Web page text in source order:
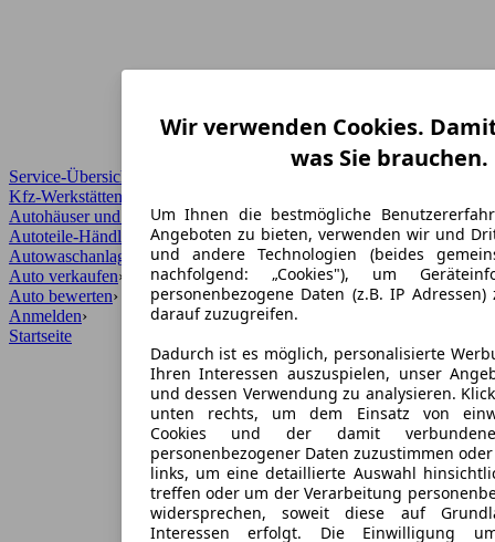
Service-Übersicht
Kfz-Werkstätten
Autohäuser und Händler
Autoteile-Händler
Autowaschanlagen
Auto verkaufen›
Auto bewerten›
Anmelden›
Wir verwenden Cookies.
was Sie brauchen.
Um Ihnen die bestmögliche
Angeboten zu bieten, verwenden wir und
und andere Technologien (beides
nachfolgend: „Cookies"), um
personenbezogene Daten (z.B. IP
darauf zuzugreifen.
Dadurch ist es möglich, personalisierte
Ihren Interessen auszuspielen, unser
und dessen Verwendung zu analysieren.
unten rechts, um dem Einsatz von
Cookies und der damit
personenbezogener Daten zuzustimmen
links, um eine detaillierte Auswahl
treffen oder um der Verarbeitung
widersprechen, soweit diese auf
Interessen erfolgt. Die Einwilligung
Startseite